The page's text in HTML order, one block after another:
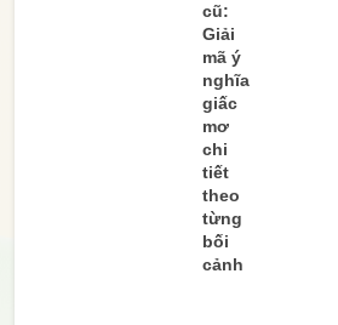
cũ:
Giải
mã ý
nghĩa
giấc
mơ
chi
tiết
theo
từng
bối
cảnh